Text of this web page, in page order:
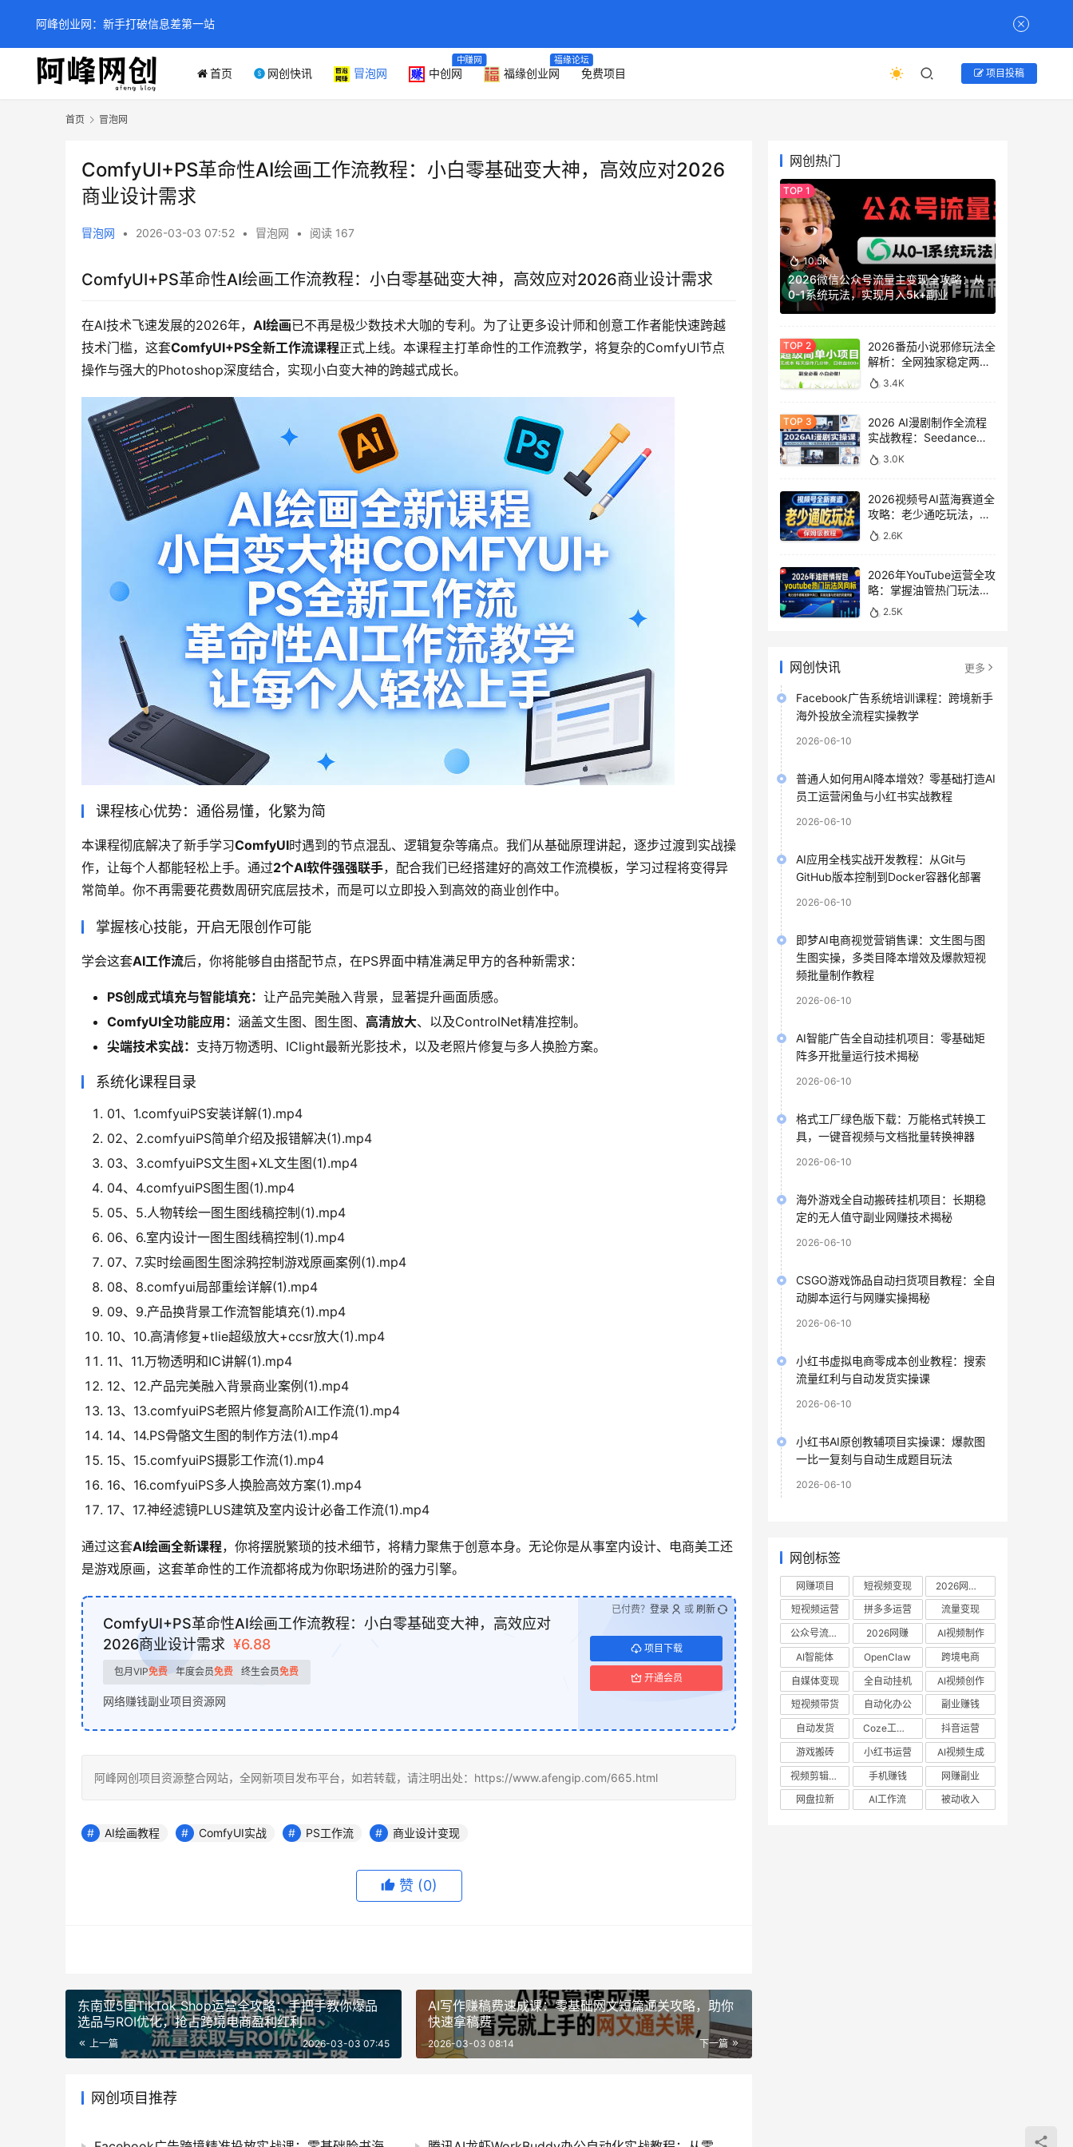
首页 网创快讯 冒泡网 中创网
中赚网
福缘创业网
福缘论坛
免费项目 项目投稿
首页 冒泡网
ComfyUI+PS革命性AI绘画工作流教程：小白零基础变大神，高效应对2026
商业设计需求
冒泡网 • 2026-03-03 07:52 • 冒泡网 • 阅读 167
ComfyUI+PS革命性AI绘画工作流教程：小白零基础变大神，高效应对2026商业设计需求
在AI技术飞速发展的2026年， AI绘画已不再是极少数技术大咖的专利。为了让更多设计师和创意工作者能快速跨越
技术门槛，这套ComfyUI+PS全新工作流课程正式上线。本课程主打革命性的工作流教学，将复杂的ComfyUI节点
操作与强大的Photoshop深度结合，实现小白变大神的跨越式成长。
课程核心优势：通俗易懂，化繁为简
本课程彻底解决了新手学习ComfyUI时遇到的节点混乱、逻辑复杂等痛点。我们从基础原理讲起，逐步过渡到实战操
作，让每个人都能轻松上手。通过2个AI软件强强联手，配合我们已经搭建好的高效工作流模板，学习过程将变得异
常简单。你不再需要花费数周研究底层技术，而是可以立即投入到高效的商业创作中。
掌握核心技能，开启无限创作可能
学会这套AI工作流后，你将能够自由搭配节点，在PS界面中精准满足甲方的各种新需求：
PS创成式填充与智能填充： 让产品完美融入背景，显著提升画面质感。
ComfyUI全功能应用： 涵盖文生图、图生图、 高清放大、以及ControlNet精准控制。
尖端技术实战： 支持万物透明、IClight最新光影技术，以及老照片修复与多人换脸方案。
系统化课程目录
01、1.comfyuiPS安装详解(1).mp4
02、2.comfyuiPS简单介绍及报错解决(1).mp4
03、3.comfyuiPS文生图+XL文生图(1).mp4
04、4.comfyuiPS图生图(1).mp4
05、5.人物转绘一图生图线稿控制(1).mp4
06、6.室内设计一图生图线稿控制(1).mp4
07、7.实时绘画图生图涂鸦控制游戏原画案例(1).mp4
08、8.comfyui局部重绘详解(1).mp4
09、9.产品换背景工作流智能填充(1).mp4
10、10.高清修复+tlie超级放大+ccsr放大(1).mp4
11、11.万物透明和IC讲解(1).mp4
12、12.产品完美融入背景商业案例(1).mp4
13、13.comfyuiPS老照片修复高阶AI工作流(1).mp4
14、14.PS骨骼文生图的制作方法(1).mp4
15、15.comfyuiPS摄影工作流(1).mp4
16、16.comfyuiPS多人换脸高效方案(1).mp4
17、17.神经滤镜PLUS建筑及室内设计必备工作流(1).mp4
通过这套AI绘画全新课程，你将摆脱繁琐的技术细节，将精力聚焦于创意本身。无论你是从事室内设计、电商美工还
是游戏原画，这套革命性的工作流都将成为你职场进阶的强力引擎。
ComfyUI+PS革命性AI绘画工作流教程：小白零基础变大神，高效应对
2026商业设计需求 ¥6.88
包月VIP免费 年度会员免费 终生会员免费
网络赚钱副业项目资源网
项目下载
开通会员
已付费？ 登录 或 刷新
阿峰网创项目资源整合网站，全网新项目发布平台，如若转载，请注明出处：https://www.afengip.com/665.html
AI绘画教程 ComfyUI实战 PS工作流 商业设计变现
赞 (0)
东南亚5国TikTok Shop运营全攻略：手把手教你爆品
选品与ROI优化，抢占跨境电商盈利红利
上一篇 2026-03-03 07:45
AI写作赚稿费速成课：零基础网文短篇通关攻略，助你
快速拿稿费
下一篇
2026-03-03 08:14
网创项目推荐
网创热门
10.5K
2026微信公众号流量主变现全攻略：从
0-1系统玩法，实现月入5k+副业
2026番茄小说邪修玩法全
解析：全网独家稳定两年
老项目，助你日赚
500+稿费收益
3.4K
2026 AI漫剧制作全流程
实战教程：Seedance
2.0即梦视频生成与小说
授权教学
3.0K
2026视频号AI蓝海赛道全
攻略：老少通吃玩法，零
基础保姆级副业增收教程
2.6K
2026年YouTube运营全攻
略：掌握油管热门玩法风
向标，实现流量变现双重
突破
2.5K
网创快讯 更多
Facebook广告系统培训课程：跨境新手
海外投放全流程实操教学
2026-06-10
普通人如何用AI降本增效？零基础打造AI
员工运营闲鱼与小红书实战教程
2026-06-10
AI应用全栈实战开发教程：从Git与
GitHub版本控制到Docker容器化部署
2026-06-10
即梦AI电商视觉营销售课：文生图与图
生图实操，多类目降本增效及爆款短视
频批量制作教程
2026-06-10
AI智能广告全自动挂机项目：零基础矩
阵多开批量运行技术揭秘
2026-06-10
格式工厂绿色版下载：万能格式转换工
具，一键音视频与文档批量转换神器
2026-06-10
海外游戏全自动搬砖挂机项目：长期稳
定的无人值守副业网赚技术揭秘
2026-06-10
CSGO游戏饰品自动扫货项目教程：全自
动脚本运行与网赚实操揭秘
2026-06-10
小红书虚拟电商零成本创业教程：搜索
流量红利与自动发货实操课
2026-06-10
小红书AI原创教辅项目实操课：爆款图
一比一复刻与自动生成题目玩法
2026-06-10
网创标签
网赚项目 短视频变现
2026网赚项目
短视频运营
拼多多运营
流量变现
公众号流量主
2026网赚
AI视频制作
AI智能体
OpenClaw
跨境电商
自媒体变现
全自动挂机
AI视频创作
短视频带货
自动化办公
副业赚钱
自动发货
Coze工作流
抖音运营
游戏搬砖
小红书运营
AI视频生成
视频剪辑教程
手机赚钱
网赚副业
网盘拉新
AI工作流 被动收入
阿峰创业网：新手打破信息差第一站